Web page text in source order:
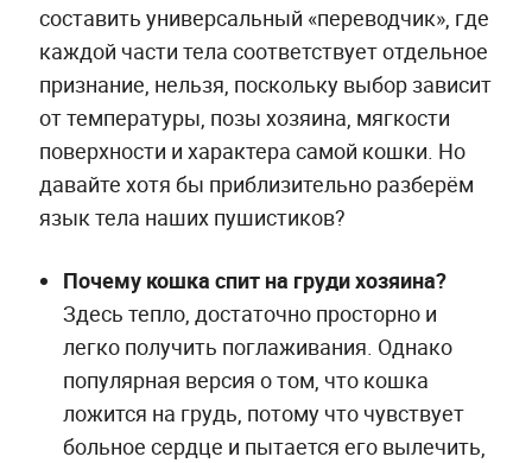
составить универсальный «переводчик», где
каждой части тела соответствует отдельное
признание, нельзя, поскольку выбор зависит
от температуры, позы хозяина, мягкости
поверхности и характера самой кошки. Но
давайте хотя бы приблизительно разберём
язык тела наших пушистиков?
Почему кошка спит на груди хозяина?
Здесь тепло, достаточно просторно и
легко получить поглаживания. Однако
популярная версия о том, что кошка
ложится на грудь, потому что чувствует
больное сердце и пытается его вылечить,